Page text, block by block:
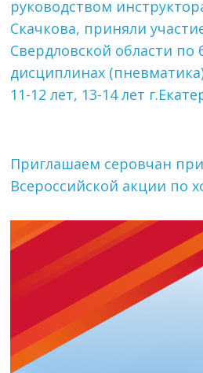
руководством
Скачкова, приняли
Свердловской области по
дисциплинах
11-12 лет, 13-14 лет
Приглашаем серовчан
Всероссийской акции по